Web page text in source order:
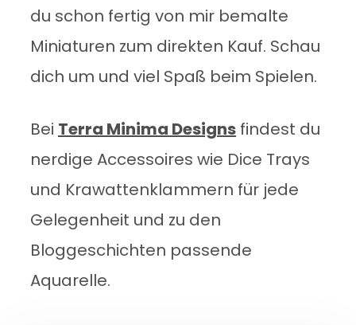
du schon fertig von mir bemalte
Miniaturen zum direkten Kauf. Schau
dich um und viel Spaß beim Spielen.
Bei Terra Minima Designs findest du
nerdige Accessoires wie Dice Trays
und Krawattenklammern für jede
Gelegenheit und zu den
Bloggeschichten passende
Aquarelle.